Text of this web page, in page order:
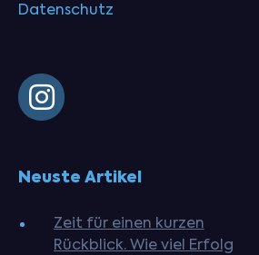
Datenschutz
Neuste Artikel
Zeit für einen kurzen
Rückblick. Wie viel Erfolg